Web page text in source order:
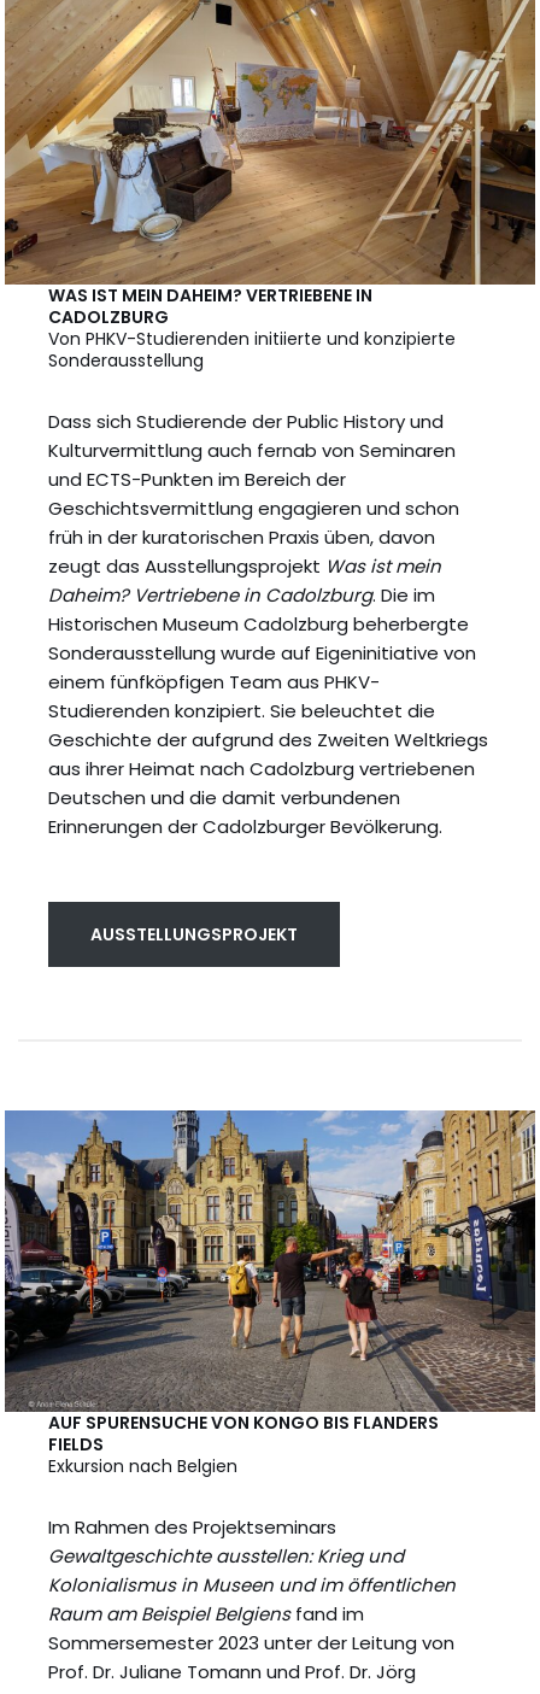
WAS IST MEIN DAHEIM? VERTRIEBENE IN
CADOLZBURG
Von PHKV-Studierenden initiierte und konzipierte
Sonderausstellung
Dass sich Studierende der Public History und
Kulturvermittlung auch fernab von Seminaren
und ECTS-Punkten im Bereich der
Geschichtsvermittlung engagieren und schon
früh in der kuratorischen Praxis üben, davon
zeugt das Ausstellungsprojekt Was ist mein
Daheim? Vertriebene in Cadolzburg. Die im
Historischen Museum Cadolzburg beherbergte
Sonderausstellung wurde auf Eigeninitiative von
einem fünfköpfigen Team aus PHKV-
Studierenden konzipiert. Sie beleuchtet die
Geschichte der aufgrund des Zweiten Weltkriegs
aus ihrer Heimat nach Cadolzburg vertriebenen
Deutschen und die damit verbundenen
Erinnerungen der Cadolzburger Bevölkerung.
AUSSTELLUNGSPROJEKT
AUF SPURENSUCHE VON KONGO BIS FLANDERS
FIELDS
Exkursion nach Belgien
Im Rahmen des Projektseminars
Gewaltgeschichte ausstellen: Krieg und
Kolonialismus in Museen und im öffentlichen
Raum am Beispiel Belgiensfand im
Sommersemester 2023 unter der Leitung von
Prof. Dr. Juliane Tomann und Prof. Dr. Jörg